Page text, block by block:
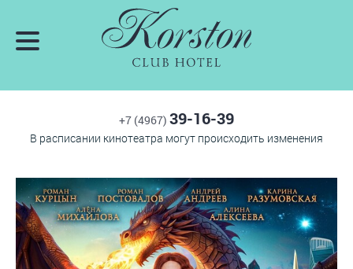
+7 (4967) 39-16-39
В расписании кинотеатра могут происходить изменения